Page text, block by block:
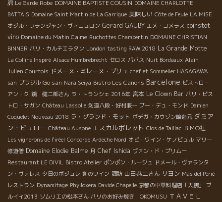
脈 Le Garde Robe DOMAINE BAPTISTE COUSIN DOMAINE CHARLOTTE
BATTAIS Domaine Saint Martin de La Garrigue 美味しい Côte de Feule LA MISE
オジル・フランジャン・ヴィニュロン Gerard GAUBY エメ・コメラス coinstot
vino Domaine du Matin Calme Ruchottes Chambertin DOMAINE CHRISTIAN
BINNER パリ・カルチエラタン London tasting RAW 2018 La Grande Motte
La Colline Inspiré Alsace Humbrebrecht セロス ババス Nuit Bordeaux Alain
Julien Courtois ドメーヌ・ミレーヌ・ブリュ chef et Sommelier HASAGAWA
san ブラジル Go san Nara Seiya Bistro Les Canons Barcelone ビストロ・
アン・ク 鏡 健二郎さん ラ・トランシェ 2016年 宮本 Le Clown Bar パリ・ビス
トロ・サガン Château Lassolle 剣道八段・好村兼一 ブー・デュ・モンド Damien
Coquelet Nouveau 2018 ラ・グランド・モット ボデガ・カウゾン醸造元 ダミア
ン・ビュロー Château Ausone エスカルポレット Clos de Taillac ＢＭО社
Les vignerons de l'iréel Concorde Ardeche Nord オビ・ワイン・ケノビュル マリー
修道僧 Domaine Elodie Balme 月 Chef Ishida ヴァン・ド・プリムー
Restaurant LE DIVIL Bistro Atelier ポンポン・ルージュ ドメール・ヴァランタ
ン・ヴァレス 夕日のボジョレ 剣のワイン 諏訪 山田恭二さん リヨン Mas del Périé
レストラン Dynamitage Phylloxera Davide Chapelle 京都の中華料理店「大鵬」
ブ
ルイイ2013 ソムリエの松本さん パリのお好み焼き OKOMUSU ＴＡＶＥＬ